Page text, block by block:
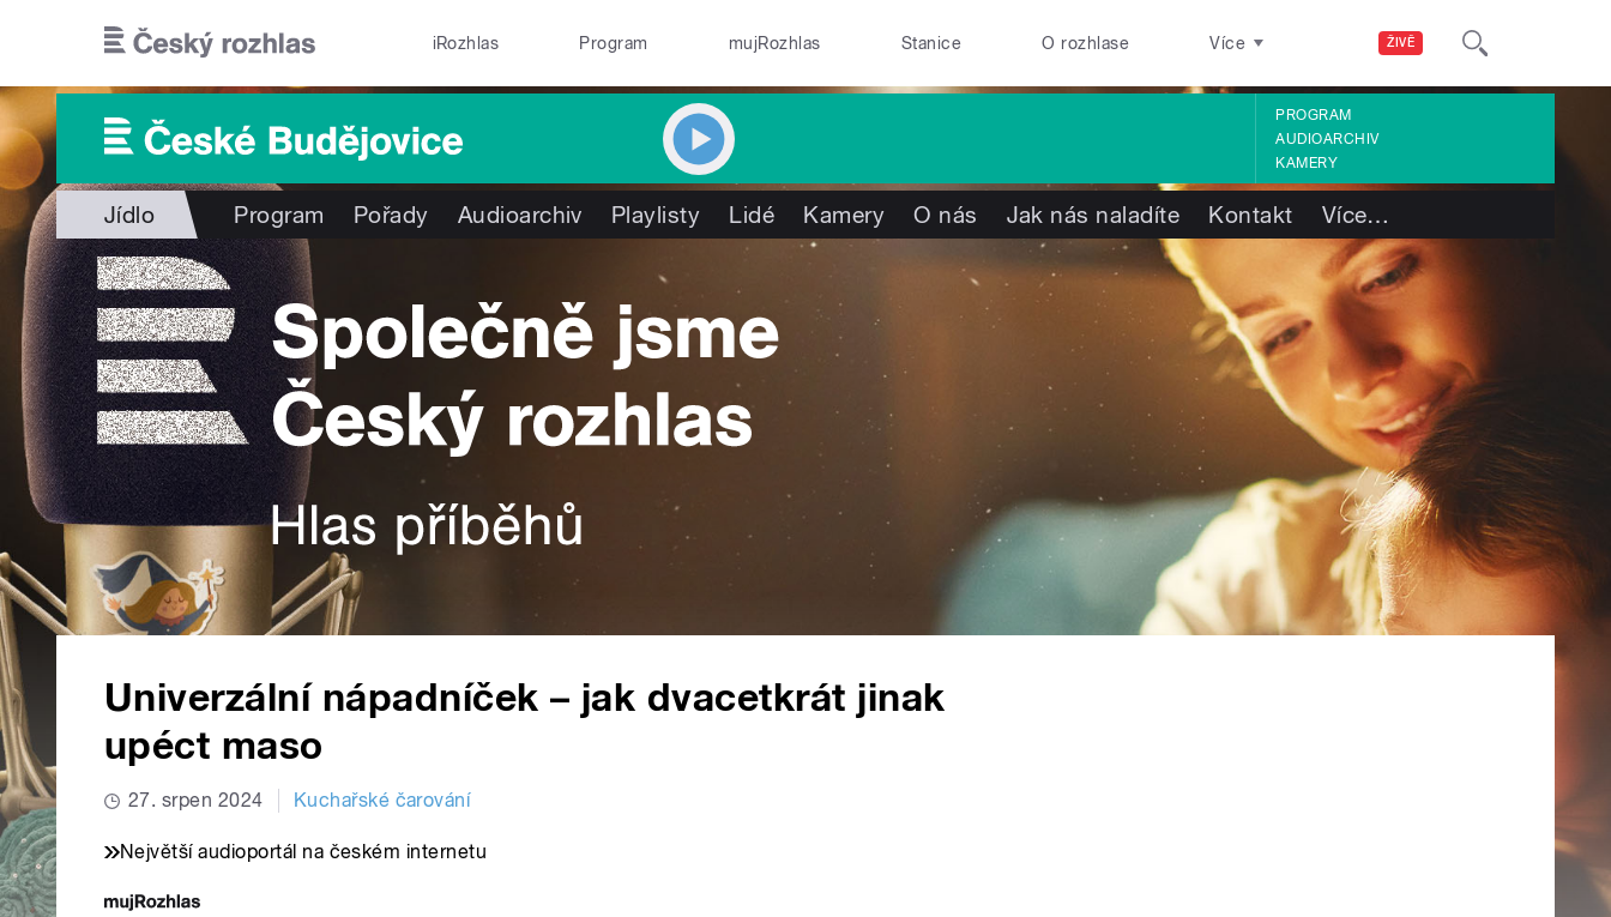
ŽIVĚ
iRozhlas Program mujRozhlas Stanice O rozhlase Více
PROGRAM
AUDIOARCHIV
KAMERY
Jídlo Program Pořady Audioarchiv Playlisty Lidé Kamery O nás Jak nás naladíte Kontakt Více…
Univerzální nápadníček – jak dvacetkrát jinak
upéct maso
27. srpen 2024 Kuchařské čarování
Největší audioportál na českém internetu